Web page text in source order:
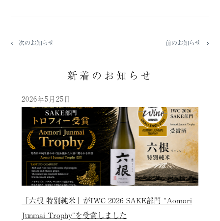
次のお知らせ 前のお知らせ
新着のお知らせ
2026年5月25日
「六根 特別純米」がIWC 2026 SAKE部門 “Aomori
Junmai Trophy”を受賞しました